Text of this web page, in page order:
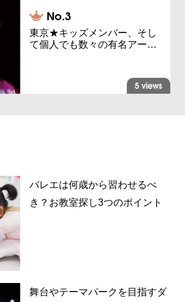
東京★キッズメンバー、そし
て個人でも数々の有名アー…
5 views
バレエは何歳から習わせるべ
き？お教室探し3つのポイント
舞台やテーマパークを目指すダ